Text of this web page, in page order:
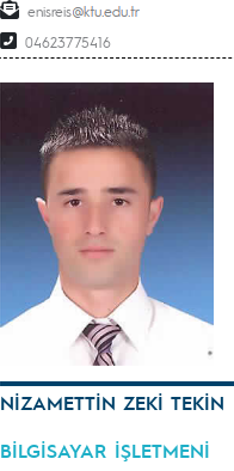
enisreis
04623775416
NİZAMETTİN ZEKİ TEKİN
BİLGİSAYAR İŞLETMENİ